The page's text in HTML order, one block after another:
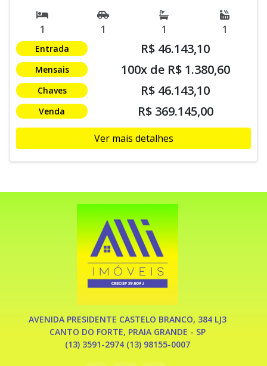
1 1 1 1
Entrada R$ 46.143,10
Mensais 100x de R$ 1.380,60
Chaves R$ 46.143,10
Venda R$ 369.145,00
Ver mais detalhes
AVENIDA PRESIDENTE CASTELO BRANCO, 384 LJ3
CANTO DO FORTE, PRAIA GRANDE - SP
(13) 3591-2974 (13) 98155-0007